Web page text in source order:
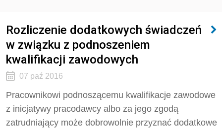
Rozliczenie dodatkowych świadczeń
w związku z podnoszeniem
kwalifikacji zawodowych
07 paź 2016
Pracownikowi podnoszącemu kwalifikacje zawodowe
z inicjatywy pracodawcy albo za jego zgodą
zatrudniający może dobrowolnie przyznać dodatkowe